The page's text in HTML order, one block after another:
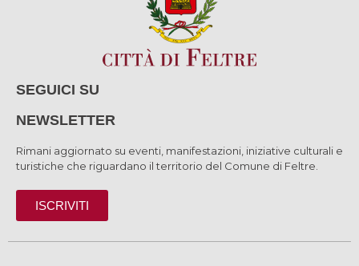
SEGUICI SU
NEWSLETTER
Rimani aggiornato su eventi, manifestazioni, iniziative culturali e
turistiche che riguardano il territorio del Comune di Feltre.
ISCRIVITI